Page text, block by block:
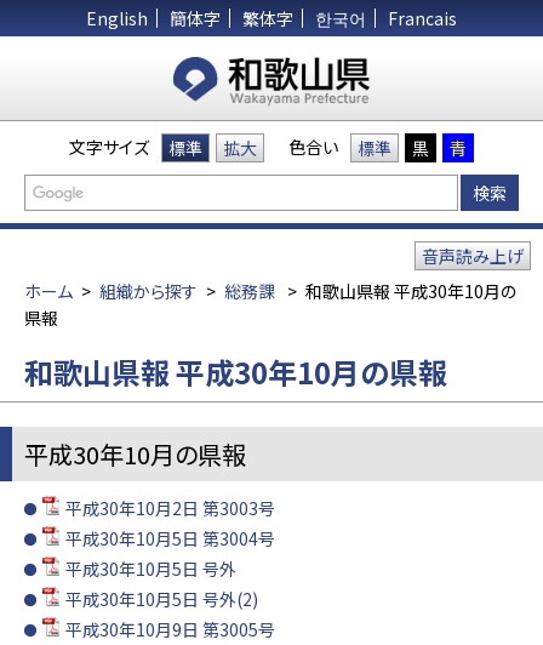
English 簡体字 繁体字 한국어 Francais
文字サイズ 標準 拡大 色合い 標準 黒 青
ホーム > 組織から探す > 総務課 > 和歌山県報 平成30年10月の
県報
音声読み上げ
和歌山県報 平成30年10月の県報
平成30年10月の県報
平成30年10月2日 第3003号
平成30年10月5日 第3004号
平成30年10月5日 号外
平成30年10月5日 号外(2)
平成30年10月9日 第3005号